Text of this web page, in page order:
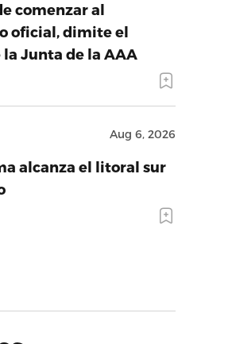
comenzar al
oficial, dimite el
Junta de la AAA
Aug 6, 2026
alcanza el litoral sur